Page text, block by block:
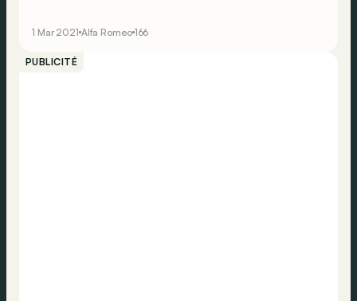
1 Mar 2021 Alfa Romeo 166
PUBLICITÉ